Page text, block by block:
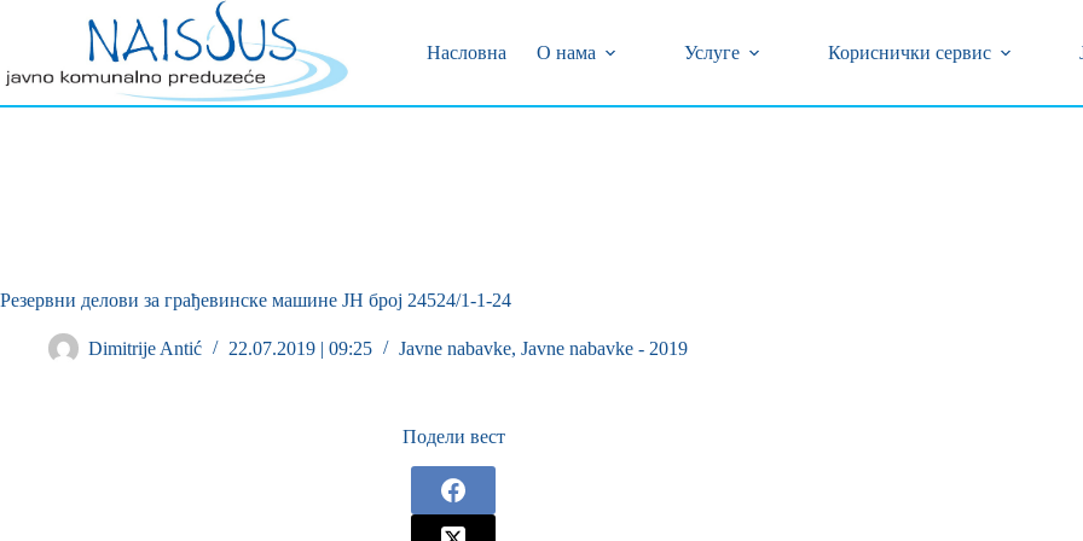
Насловна
О нама Услуге Кориснички сервис
Резервни делови за грађевинске машине ЈН број 24524/1-1-24
Dimitrije Antić 22.07.2019 | 09:25 Javne nabavke, Javne nabavke - 2019
Подели вест